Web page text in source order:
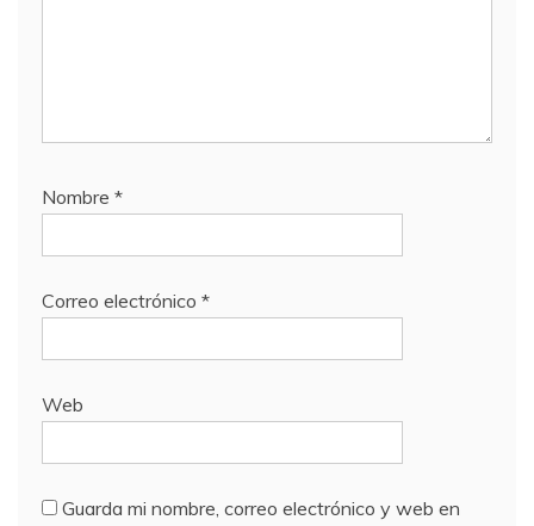
Nombre *
Correo electrónico *
Web
Guarda mi nombre, correo electrónico y web en